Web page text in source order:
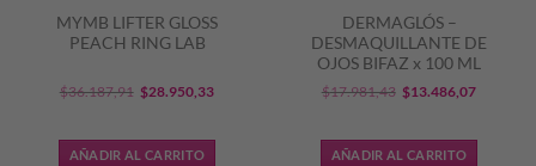
MYMB LIFTER GLOSS
PEACH RING LAB
$36.187,91 El
original
$28.950,33El
AÑADIR AL CARRITO
DERMAGLÓS –
DESMAQUILLANTE DE
OJOS BIFAZ x 100 ML
$17.981,43 El
original
$13.486,07El
AÑADIR AL CARRITO